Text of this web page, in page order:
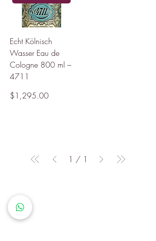
Echt Kölnisch
Wasser Eau de
Cologne 800 ml –
4711
Precio
$1,295.00
1 / 1
Queremos que cada cliente
sienta que en Mundo Perfume